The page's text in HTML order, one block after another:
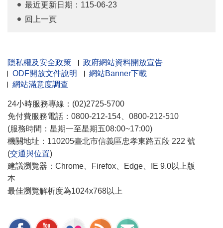
最近更新日期：115-06-23
回上一頁
隱私權及安全政策
政府網站資料開放宣告
ODF開放文件說明
網站Banner下載
網站滿意度調查
24小時服務專線：(02)2725-5700
免付費服務電話：0800-212-154、0800-212-510
(服務時間：星期一至星期五08:00~17:00)
機關地址：110205臺北市信義區忠孝東路五段 222 號
(交通與位置)
建議瀏覽器：Chrome、Firefox、Edge、IE 9.0以上版
本
最佳瀏覽解析度為1024x768以上